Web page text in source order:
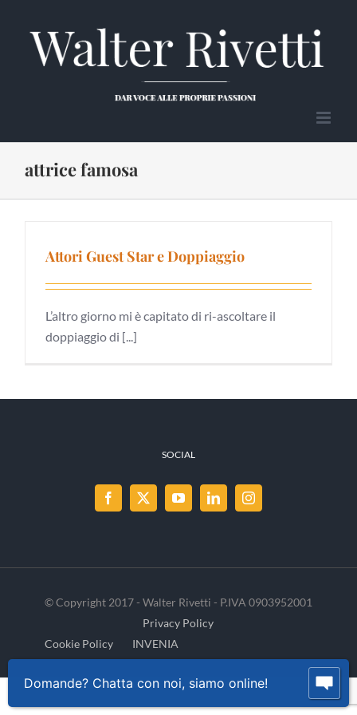
contenuto
attrice famosa
Attori Guest Star e Doppiaggio
L’altro giorno mi è capitato di ri-ascoltare il
doppiaggio di [...]
SOCIAL
© Copyright 2017 - Walter Rivetti - P.IVA 0903952001
Privacy Policy
Cookie Policy
INVENIA
Domande? Chatta con noi, siamo online!